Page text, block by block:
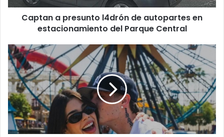
del
ParqueCaptan a presunto l4drón de autopartes en
estacionamiento del Parque Central
¿Infidelidad?
Surgen
rumores
tras
la
ruptura
de
Peso
Pluma